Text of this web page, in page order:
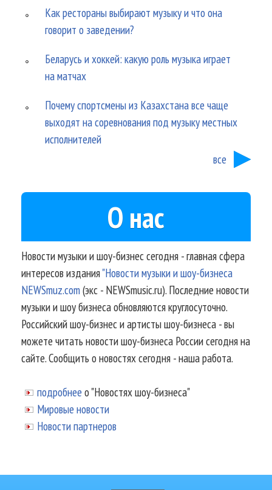
Как рестораны выбирают музыку и что она
говорит о заведении?
Беларусь и хоккей: какую роль музыка играет
на матчах
Почему спортсмены из Казахстана все чаще
выходят на соревнования под музыку местных
исполнителей
все
О нас
Новости музыки и шоу-бизнес сегодня - главная сфера
интересов издания"Новости музыки и шоу-бизнеса
NEWSmuz.com(экс - NEWSmusic.ru). Последние новости
музыки и шоу бизнеса обновляются круглосуточно.
Российский шоу-бизнес и артисты шоу-бизнеса - вы
можете читать новости шоу-бизнеса России сегодня на
сайте. Сообщить о новостях сегодня - наша работа.
подробнее о "Новостях шоу-бизнеса"
Мировые новости
Новости партнеров